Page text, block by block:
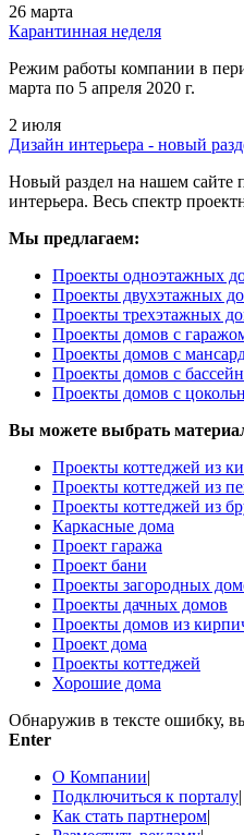
26 марта
Карантинная неделя
Режим работы компании в
марта по 5 апреля 2020 г.
2 июля
Дизайн интерьера - новый
Новый раздел на нашем сайте
интерьера. Весь спектр
Мы предлагаем:
Проекты одноэтажных
Проекты двухэтажных
Проекты трехэтажных
Проекты домов с
Проекты домов с
Проекты домов с
Проекты домов с
Вы можете выбрать
Проекты коттеджей из
Проекты коттеджей из
Проекты коттеджей из
Каркасные дома
Проект гаража
Проект бани
Проекты загородных
Проекты дачных домов
Проекты домов из
Проект дома
Проекты коттеджей
Хорошие дома
Обнаружив в тексте ошибку,
Enter
О Компании|
Подключиться к порталу|
Как стать партнером|